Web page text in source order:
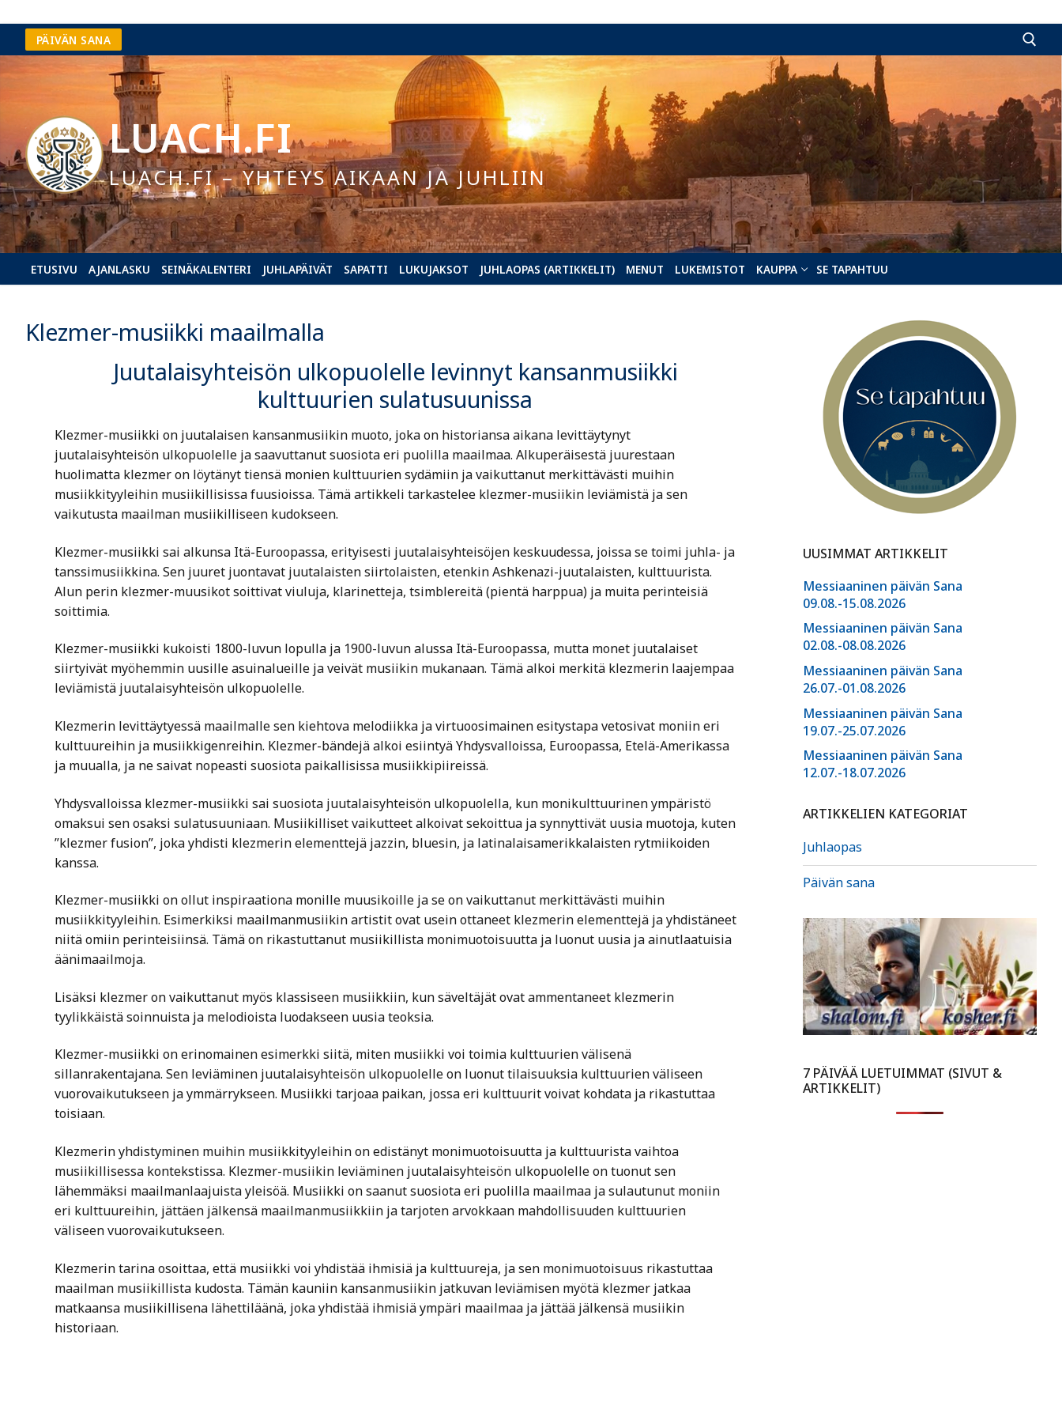
Hyppää
sisältöön
PÄIVÄN SANA
Hae:
LUACH.FI
LUACH.FI – YHTEYS AIKAAN JA JUHLIIN
ETUSIVU AJANLASKU SEINÄKALENTERI JUHLAPÄIVÄT SAPATTI LUKUJAKSOT JUHLAOPAS (ARTIKKELIT) MENUT LUKEMISTOT KAUPPA SE TAPAHTUU
Klezmer-musiikki maailmalla
Juutalaisyhteisön ulkopuolelle levinnyt kansanmusiikki
kulttuurien sulatusuunissa
Klezmer-musiikki on juutalaisen kansanmusiikin muoto, joka on historiansa aikana levittäytynyt
juutalaisyhteisön ulkopuolelle ja saavuttanut suosiota eri puolilla maailmaa. Alkuperäisestä juurestaan
huolimatta klezmer on löytänyt tiensä monien kulttuurien sydämiin ja vaikuttanut merkittävästi muihin
musiikkityyleihin musiikillisissa fuusioissa. Tämä artikkeli tarkastelee klezmer-musiikin leviämistä ja sen
vaikutusta maailman musiikilliseen kudokseen.
Klezmer-musiikki sai alkunsa Itä-Euroopassa, erityisesti juutalaisyhteisöjen keskuudessa, joissa se toimi juhla- ja
tanssimusiikkina. Sen juuret juontavat juutalaisten siirtolaisten, etenkin Ashkenazi-juutalaisten, kulttuurista.
Alun perin klezmer-muusikot soittivat viuluja, klarinetteja, tsimblereitä (pientä harppua) ja muita perinteisiä
soittimia.
Klezmer-musiikki kukoisti 1800-luvun lopulla ja 1900-luvun alussa Itä-Euroopassa, mutta monet juutalaiset
siirtyivät myöhemmin uusille asuinalueille ja veivät musiikin mukanaan. Tämä alkoi merkitä klezmerin laajempaa
leviämistä juutalaisyhteisön ulkopuolelle.
Klezmerin levittäytyessä maailmalle sen kiehtova melodiikka ja virtuoosimainen esitystapa vetosivat moniin eri
kulttuureihin ja musiikkigenreihin. Klezmer-bändejä alkoi esiintyä Yhdysvalloissa, Euroopassa, Etelä-Amerikassa
ja muualla, ja ne saivat nopeasti suosiota paikallisissa musiikkipiireissä.
Yhdysvalloissa klezmer-musiikki sai suosiota juutalaisyhteisön ulkopuolella, kun monikulttuurinen ympäristö
omaksui sen osaksi sulatusuuniaan. Musiikilliset vaikutteet alkoivat sekoittua ja synnyttivät uusia muotoja, kuten
”klezmer fusion”, joka yhdisti klezmerin elementtejä jazzin, bluesin, ja latinalaisamerikkalaisten rytmiikoiden
kanssa.
Klezmer-musiikki on ollut inspiraationa monille muusikoille ja se on vaikuttanut merkittävästi muihin
musiikkityyleihin. Esimerkiksi maailmanmusiikin artistit ovat usein ottaneet klezmerin elementtejä ja yhdistäneet
niitä omiin perinteisiinsä. Tämä on rikastuttanut musiikillista monimuotoisuutta ja luonut uusia ja ainutlaatuisia
äänimaailmoja.
Lisäksi klezmer on vaikuttanut myös klassiseen musiikkiin, kun säveltäjät ovat ammentaneet klezmerin
tyylikkäistä soinnuista ja melodioista luodakseen uusia teoksia.
Klezmer-musiikki on erinomainen esimerkki siitä, miten musiikki voi toimia kulttuurien välisenä
sillanrakentajana. Sen leviäminen juutalaisyhteisön ulkopuolelle on luonut tilaisuuksia kulttuurien väliseen
vuorovaikutukseen ja ymmärrykseen. Musiikki tarjoaa paikan, jossa eri kulttuurit voivat kohdata ja rikastuttaa
toisiaan.
Klezmerin yhdistyminen muihin musiikkityyleihin on edistänyt monimuotoisuutta ja kulttuurista vaihtoa
musiikillisessa kontekstissa. Klezmer-musiikin leviäminen juutalaisyhteisön ulkopuolelle on tuonut sen
lähemmäksi maailmanlaajuista yleisöä. Musiikki on saanut suosiota eri puolilla maailmaa ja sulautunut moniin
eri kulttuureihin, jättäen jälkensä maailmanmusiikkiin ja tarjoten arvokkaan mahdollisuuden kulttuurien
väliseen vuorovaikutukseen.
Klezmerin tarina osoittaa, että musiikki voi yhdistää ihmisiä ja kulttuureja, ja sen monimuotoisuus rikastuttaa
maailman musiikillista kudosta. Tämän kauniin kansanmusiikin jatkuvan leviämisen myötä klezmer jatkaa
matkaansa musiikillisena lähettiläänä, joka yhdistää ihmisiä ympäri maailmaa ja jättää jälkensä musiikin
historiaan.
UUSIMMAT ARTIKKELIT
Messiaaninen päivän Sana
09.08.-15.08.2026
Messiaaninen päivän Sana
02.08.-08.08.2026
Messiaaninen päivän Sana
26.07.-01.08.2026
Messiaaninen päivän Sana
19.07.-25.07.2026
Messiaaninen päivän Sana
12.07.-18.07.2026
ARTIKKELIEN KATEGORIAT
Juhlaopas
Päivän sana
7 PÄIVÄÄ LUETUIMMAT (SIVUT &
ARTIKKELIT)